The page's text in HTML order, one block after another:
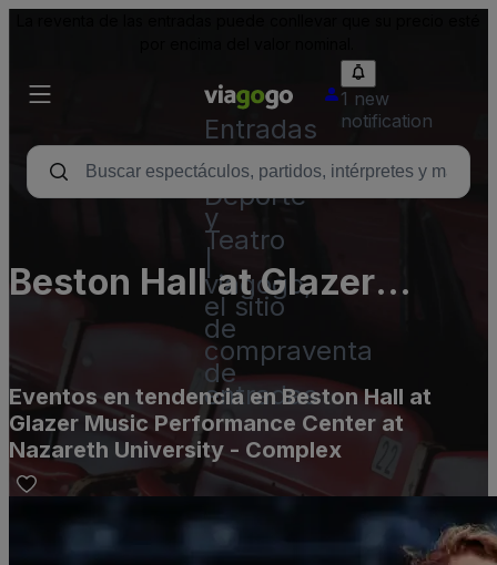
Entradas
para
Conciertos,
Deporte
y
Teatro
|
viagogo,
el sitio
de
compraventa
de
entradas
1 new
notification
Beston Hall at Glazer
Music Performance Center
at Nazareth University -
Complex
Eventos en tendencia en Beston Hall at
Glazer Music Performance Center at
Nazareth University - Complex